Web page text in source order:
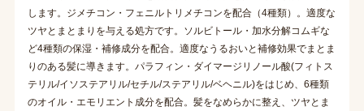
します。ジメチコン・フェニルトリメチコンを配合（4種類）。適度な
ツヤとまとまりを与える処方です。ソルビトール・加水分解コムギな
ど4種類の保湿・補修成分を配合。適度なうるおいと補修効果でまとま
りのある髪に導きます。パラフィン・ダイマージリノール酸(フィトス
テリル/イソステアリル/セチル/ステアリル/ベヘニル)をはじめ、6種類
のオイル・エモリエント成分を配合。髪をなめらかに整え、ツヤとま